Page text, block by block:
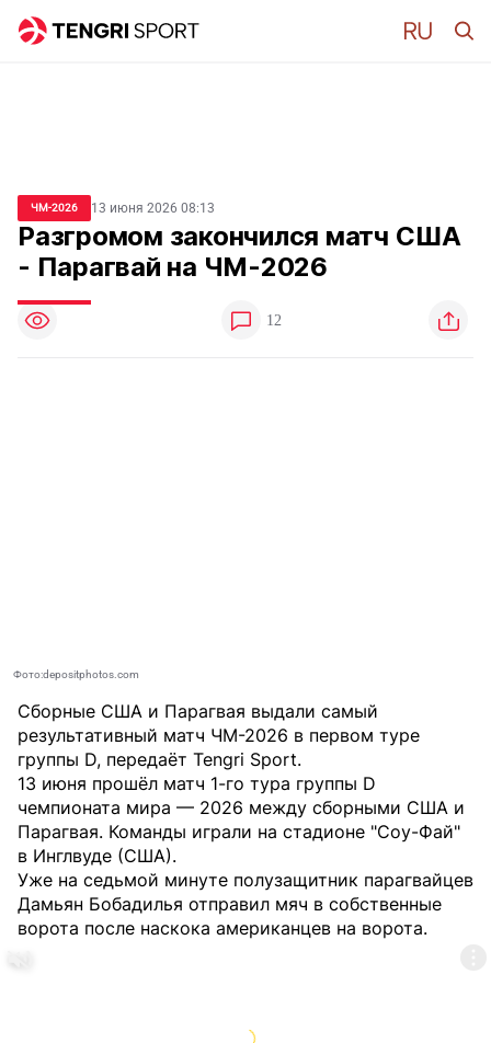
ЧМ-2026 13 июня 2026 08:13
Разгромом закончился матч США
- Парагвай на ЧМ-2026
12
Фото:depositphotos.com
Сборные США и Парагвая выдали самый
результативный матч ЧМ-2026 в первом туре
группы D, передаёт Tengri Sport.
13 июня прошёл матч 1-го тура группы D
чемпионата мира — 2026 между сборными США и
Парагвая. Команды играли на стадионе "Соу-Фай"
в Инглвуде (США).
Уже на седьмой минуте полузащитник парагвайцев
Дамьян Бобадилья отправил мяч в собственные
ворота после наскока американцев на ворота.